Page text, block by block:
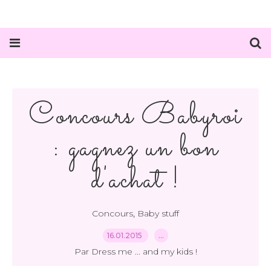
Concours Babyroi
: gagnez un bon
d'achat !
Concours, Baby stuff
16.01.2015 …
Par Dress me ... and my kids !